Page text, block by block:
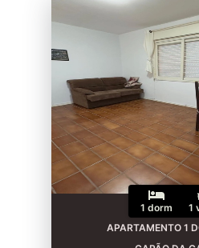
1 dorm
1
APARTAMENTO 1